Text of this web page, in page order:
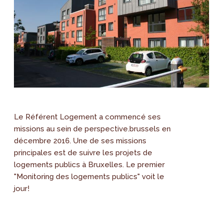
Le Référent Logement a commencé ses
missions au sein de perspective.brussels en
décembre 2016. Une de ses missions
principales est de suivre les projets de
logements publics à Bruxelles. Le premier
"Monitoring des logements publics" voit le
jour!